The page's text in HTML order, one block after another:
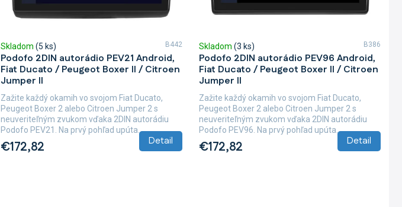
Podofo 2DIN autorádio PEV21 Android,
Fiat Ducato / Peugeot Boxer II / Citroen
Jumper II
Skladom (5 ks)
€172,82 Detail
Zažite každý okamih vo svojom Fiat Ducato,
Peugeot Boxer 2 alebo Citroen Jumper 2 s
neuveriteľným zvukom vďaka 2DIN autorádiu
Podofo PEV21. Na prvý pohľad upúta...
B442
Podofo 2DIN autorádio PEV96 Android,
Fiat Ducato / Peugeot Boxer II / Citroen
Jumper II
Skladom (3 ks)
€172,82 Detail
Zažite každý okamih vo svojom Fiat Ducato,
Peugeot Boxer 2 alebo Citroen Jumper 2 s
neuveriteľným zvukom vďaka 2DIN autorádiu
Podofo PEV96. Na prvý pohľad upúta...
B386